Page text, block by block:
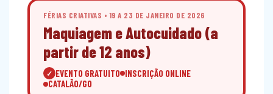
FÉRIAS CRIATIVAS • 19 A 23 DE JANEIRO DE 2026
Maquiagem e Autocuidado (a
partir de 12 anos)
✓ EVENTO GRATUITO INSCRIÇÃO ONLINE
CATALÃO/GO